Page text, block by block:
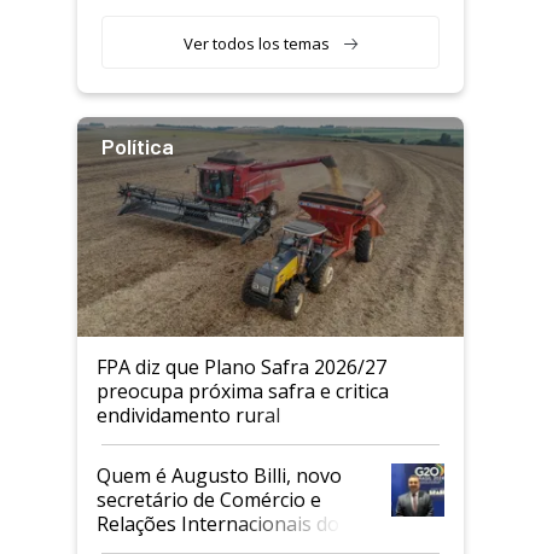
Ver todos los temas
Política
FPA diz que Plano Safra 2026/27
preocupa próxima safra e critica
endividamento rural
Quem é Augusto Billi, novo
secretário de Comércio e
Relações Internacionais do
Mapa